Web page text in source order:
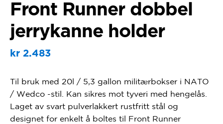
Front Runner dobbel
jerrykanne holder
kr2.483
Til bruk med 20l / 5,3 gallon militærbokser i NATO
/ Wedco -stil. Kan sikres mot tyveri med hengelås.
Laget av svart pulverlakkert rustfritt stål og
designet for enkelt å boltes til Front Runner